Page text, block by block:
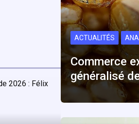
ACTUALITÉS
Commerce
généralisé